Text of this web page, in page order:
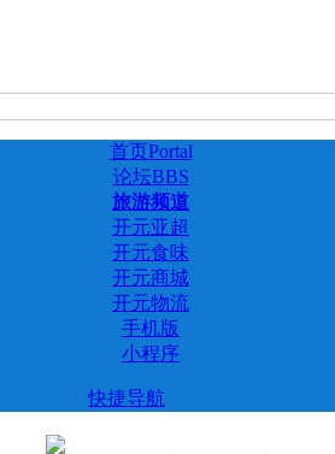
首页Portal
论坛BBS
旅游频道
开元亚超
开元食味
开元商城
开元物流
手机版
小程序
快捷导航